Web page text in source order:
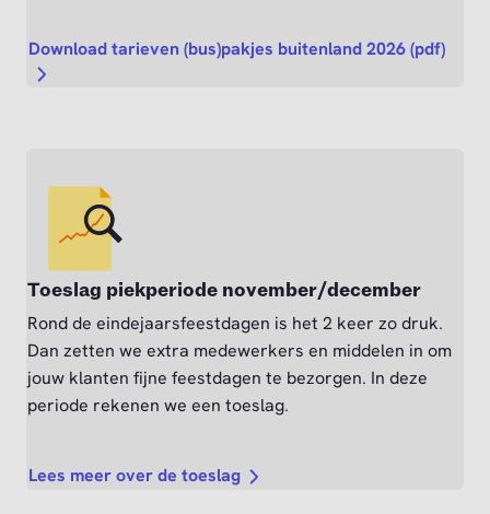
Download tarieven (bus)pakjes buitenland 2026 (pdf)
Toeslag piekperiode november/december
Rond de eindejaarsfeestdagen is het 2 keer zo druk.
Dan zetten we extra medewerkers en middelen in om
jouw klanten fijne feestdagen te bezorgen. In deze
periode rekenen we een toeslag.
Lees meer over de toeslag